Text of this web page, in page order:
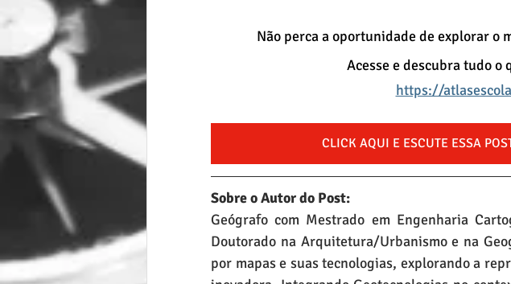
Não perca a oportunidade de explorar o
Acesse e descubra tudo o
https://
CLICK AQUI E ESCUTE ESSA
Sobre o Autor do Post:
Geógrafo com Mestrado em Engenharia
Doutorado na Arquitetura/Urbanismo e na
por mapas e suas tecnologias, explorando a